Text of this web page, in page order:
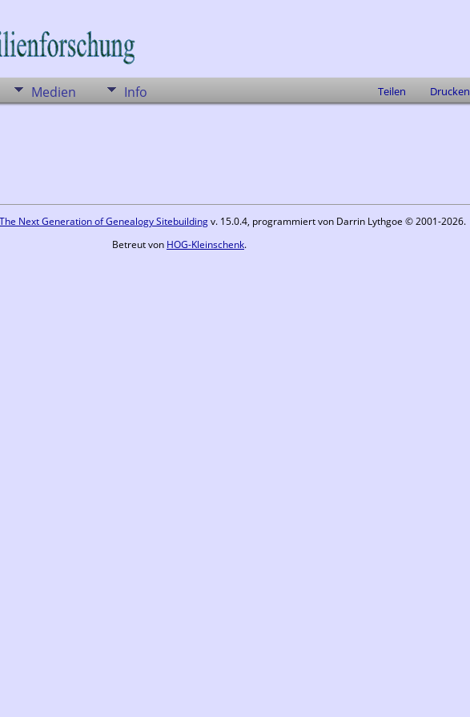
Medien Info Teilen Drucken
The Next Generation of Genealogy Sitebuildingv. 15.0.4, programmiert von Darrin Lythgoe © 2001-2026.
Betreut von HOG-Kleinschenk.